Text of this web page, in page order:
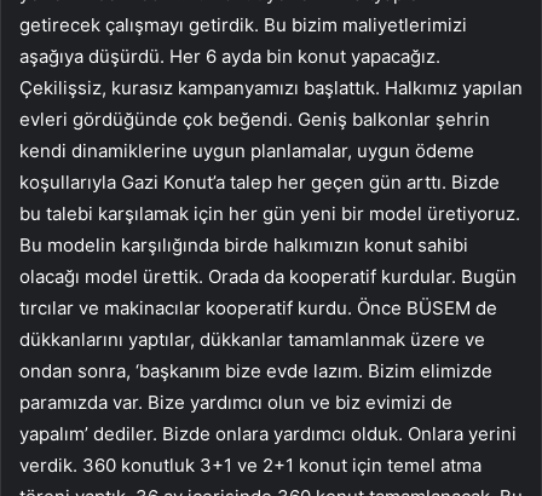
getirecek çalışmayı getirdik. Bu bizim maliyetlerimizi
aşağıya düşürdü. Her 6 ayda bin konut yapacağız.
Çekilişsiz, kurasız kampanyamızı başlattık. Halkımız yapılan
evleri gördüğünde çok beğendi. Geniş balkonlar şehrin
kendi dinamiklerine uygun planlamalar, uygun ödeme
koşullarıyla Gazi Konut’a talep her geçen gün arttı. Bizde
bu talebi karşılamak için her gün yeni bir model üretiyoruz.
Bu modelin karşılığında birde halkımızın konut sahibi
olacağı model ürettik. Orada da kooperatif kurdular. Bugün
tırcılar ve makinacılar kooperatif kurdu. Önce BÜSEM de
dükkanlarını yaptılar, dükkanlar tamamlanmak üzere ve
ondan sonra, ‘başkanım bize evde lazım. Bizim elimizde
paramızda var. Bize yardımcı olun ve biz evimizi de
yapalım’ dediler. Bizde onlara yardımcı olduk. Onlara yerini
verdik. 360 konutluk 3+1 ve 2+1 konut için temel atma